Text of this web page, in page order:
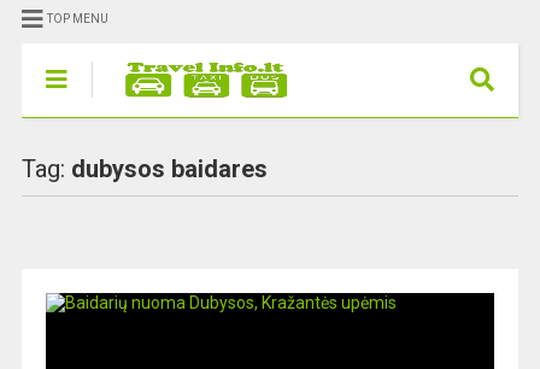
TOP MENU
Tag: dubysos baidares